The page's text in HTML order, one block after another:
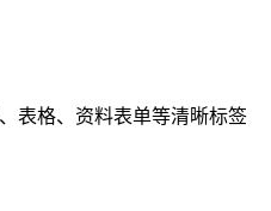
表格、资料表单等清晰标签